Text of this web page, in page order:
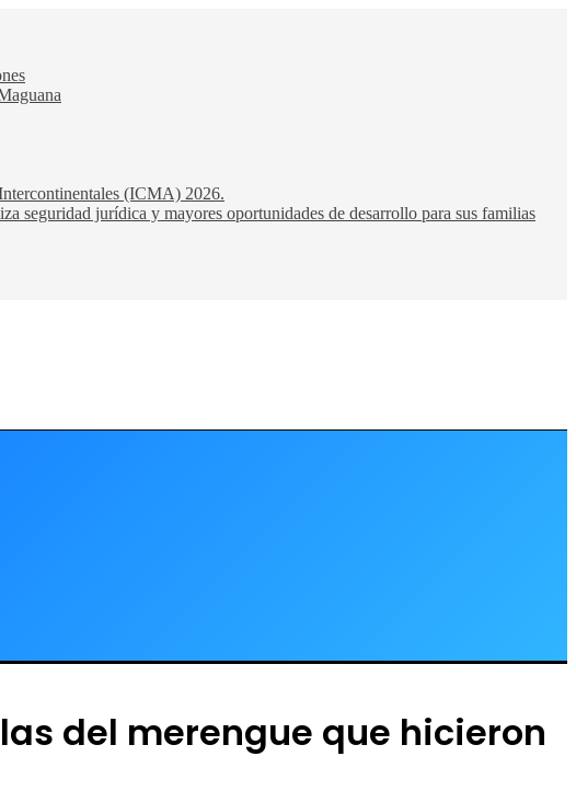
(ICMA) 2026.
seguridad jurídica y mayores oportunidades de desarrollo para sus familias
del merengue que hicieron